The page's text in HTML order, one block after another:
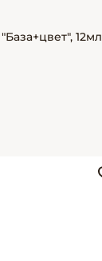
12мл